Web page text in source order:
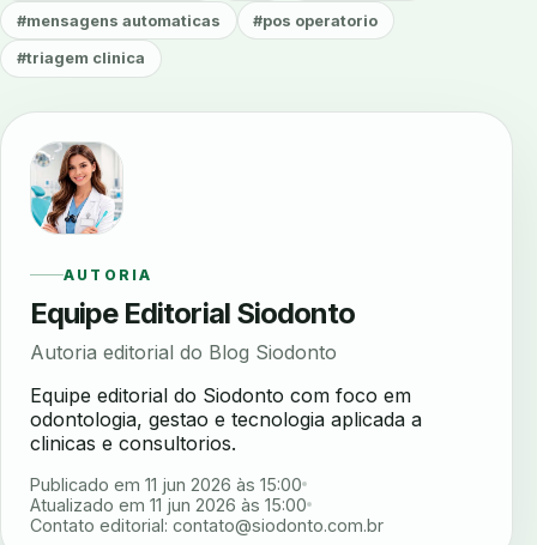
#mensagens automaticas #pos operatorio
#triagem clinica
AUTORIA
Equipe Editorial Siodonto
Autoria editorial do Blog Siodonto
Equipe editorial do Siodonto com foco em
odontologia, gestao e tecnologia aplicada a
clinicas e consultorios.
Publicado em 11 jun 2026 às 15:00
Atualizado em 11 jun 2026 às 15:00
Contato editorial: contato@siodonto.com.br